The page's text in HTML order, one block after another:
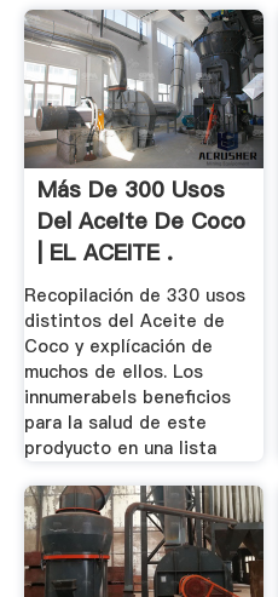
Más De 300 Usos
Del Aceite De Coco
| EL ACEITE .
Recopilación de 330 usos
distintos del Aceite de
Coco y explícación de
muchos de ellos. Los
innumerabels beneficios
para la salud de este
prodyucto en una lista